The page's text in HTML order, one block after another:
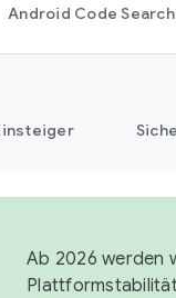
Android Code Search
Ab 2026 werden